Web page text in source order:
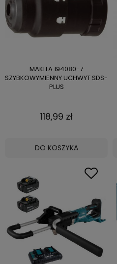
MAKITA 194080-7
SZYBKOWYMIENNY UCHWYT SDS-
PLUS
118,99 zł
DO KOSZYKA